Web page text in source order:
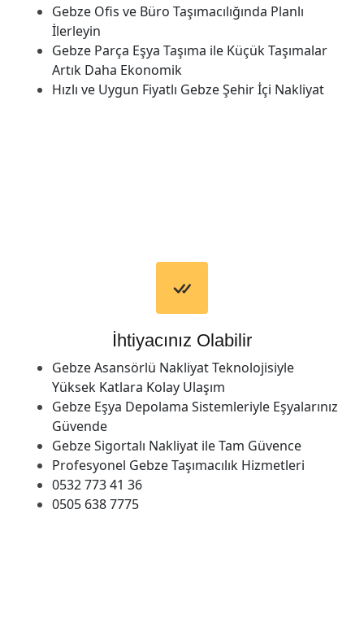
Gebze Ofis ve Büro Taşımacılığında Planlı
İlerleyin
Gebze Parça Eşya Taşıma ile Küçük Taşımalar
Artık Daha Ekonomik
Hızlı ve Uygun Fiyatlı Gebze Şehir İçi Nakliyat
İhtiyacınız Olabilir
Gebze Asansörlü Nakliyat Teknolojisiyle
Yüksek Katlara Kolay Ulaşım
Gebze Eşya Depolama Sistemleriyle Eşyalarınız
Güvende
Gebze Sigortalı Nakliyat ile Tam Güvence
Profesyonel Gebze Taşımacılık Hizmetleri
0532 773 41 36
0505 638 7775